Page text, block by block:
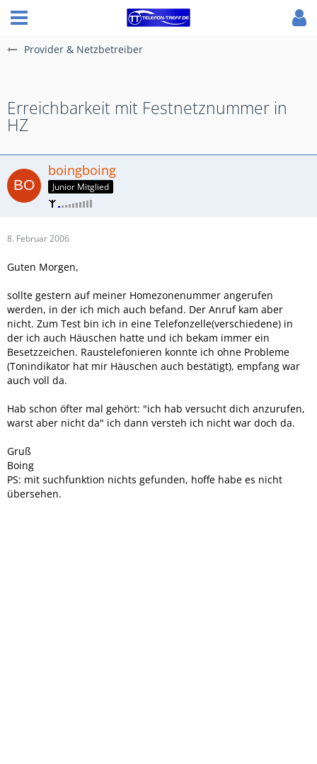
Provider & Netzbetreiber
Erreichbarkeit mit Festnetznummer in
HZ
boingboing
Junior Mitglied
8. Februar 2006
Guten Morgen,
sollte gestern auf meiner Homezonenummer angerufen
werden, in der ich mich auch befand. Der Anruf kam aber
nicht. Zum Test bin ich in eine Telefonzelle(verschiedene) in
der ich auch Häuschen hatte und ich bekam immer ein
Besetzzeichen. Raustelefonieren konnte ich ohne Probleme
(Tonindikator hat mir Häuschen auch bestätigt), empfang war
auch voll da.
Hab schon öfter mal gehört: "ich hab versucht dich anzurufen,
warst aber nicht da" ich dann versteh ich nicht war doch da.
Gruß
Boing
PS: mit suchfunktion nichts gefunden, hoffe habe es nicht
übersehen.